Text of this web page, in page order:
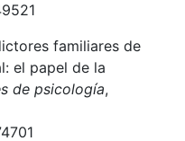
familiares de
el papel de la
de psicología,